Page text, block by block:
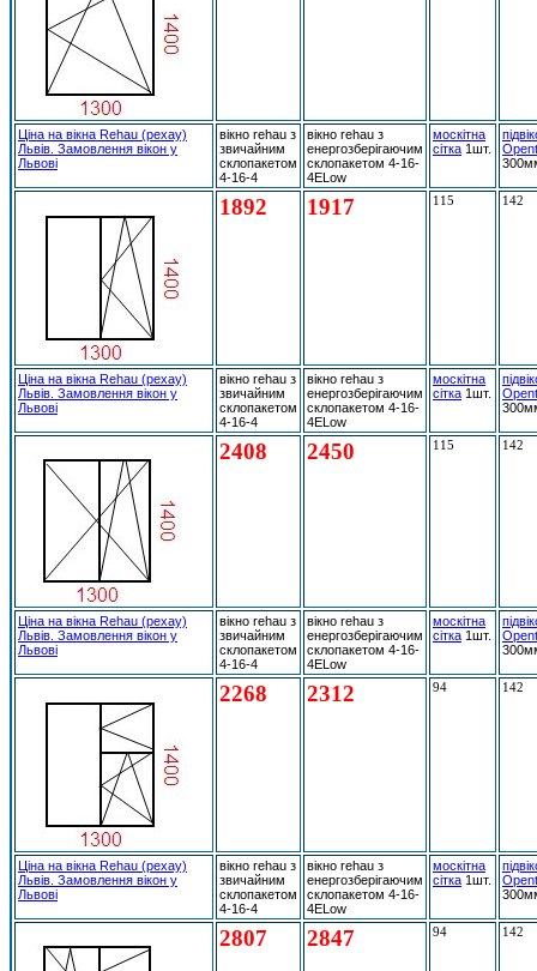
Ціна на вікна Rehau (рехау)
Львів. Замовлення вікон у
Львові
вікно rehau з
звичайним
склопакетом
4-16-4
вікно rehau з
енергозберігаючим
склопакетом 4-16-
4ELow
москітна
сітка 1шт.
1892 1917 115 142
Ціна на вікна Rehau (рехау)
Львів. Замовлення вікон у
Львові
вікно rehau з
звичайним
склопакетом
4-16-4
вікно rehau з
енергозберігаючим
склопакетом 4-16-
4ELow
москітна
сітка 1шт.
2408 2450 115 142
Ціна на вікна Rehau (рехау)
Львів. Замовлення вікон у
Львові
вікно rehau з
звичайним
склопакетом
4-16-4
вікно rehau з
енергозберігаючим
склопакетом 4-16-
4ELow
москітна
сітка 1шт.
2268 2312 94 142
Ціна на вікна Rehau (рехау)
Львів. Замовлення вікон у
Львові
вікно rehau з
звичайним
склопакетом
4-16-4
вікно rehau з
енергозберігаючим
склопакетом 4-16-
4ELow
москітна
сітка 1шт.
2807 2847 94 142